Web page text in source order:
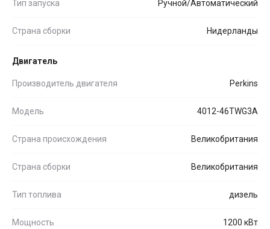
Тип запуска Ручной/Автоматический
Страна сборки Нидерланды
Двигатель
Производитель двигателя Perkins
Модель 4012-46TWG3A
Страна происхождения Великобритания
Страна сборки Великобритания
Тип топлива дизель
Мощность 1200 кВт